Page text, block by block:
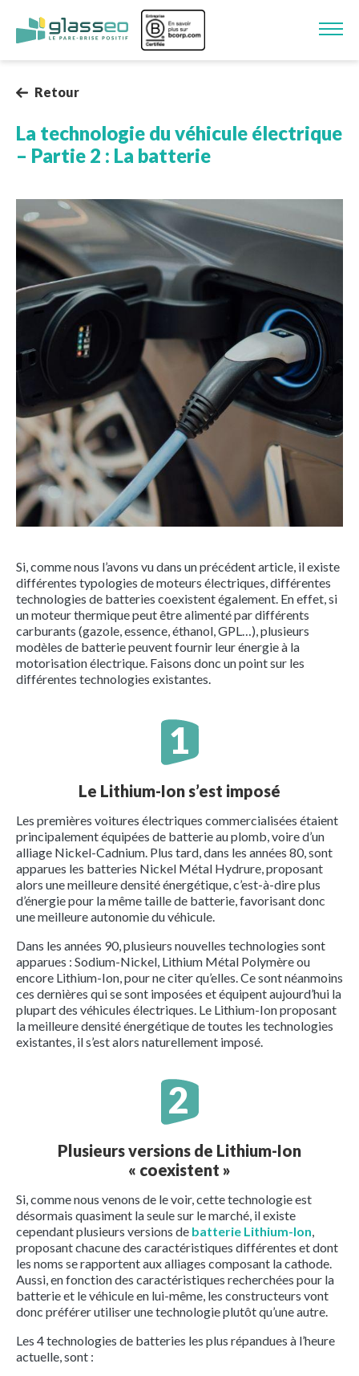
Aller au contenu principal
Image
Retour
La technologie du véhicule électrique
– Partie 2 : La batterie
Si, comme nous l’avons vu dans un précédent article, il existe
différentes typologies de moteurs électriques, différentes
technologies de batteries coexistent également. En effet, si
un moteur thermique peut être alimenté par différents
carburants (gazole, essence, éthanol, GPL…), plusieurs
modèles de batterie peuvent fournir leur énergie à la
motorisation électrique. Faisons donc un point sur les
différentes technologies existantes.
Le Lithium-Ion s’est imposé
Les premières voitures électriques commercialisées étaient
principalement équipées de batterie au plomb, voire d’un
alliage Nickel-Cadnium. Plus tard, dans les années 80, sont
apparues les batteries Nickel Métal Hydrure, proposant
alors une meilleure densité énergétique, c’est-à-dire plus
d’énergie pour la même taille de batterie, favorisant donc
une meilleure autonomie du véhicule.
Dans les années 90, plusieurs nouvelles technologies sont
apparues : Sodium-Nickel, Lithium Métal Polymère ou
encore Lithium-Ion, pour ne citer qu’elles. Ce sont néanmoins
ces dernières qui se sont imposées et équipent aujourd’hui la
plupart des véhicules électriques. Le Lithium-Ion proposant
la meilleure densité énergétique de toutes les technologies
existantes, il s’est alors naturellement imposé.
Plusieurs versions de Lithium-Ion
« coexistent »
Si, comme nous venons de le voir, cette technologie est
désormais quasiment la seule sur le marché, il existe
cependant plusieurs versions de batterie Lithium-Ion
proposant chacune des caractéristiques différentes et dont
les noms se rapportent aux alliages composant la cathode.
Aussi, en fonction des caractéristiques recherchées pour la
batterie et le véhicule en lui-même, les constructeurs vont
donc préférer utiliser une technologie plutôt qu’une autre.
Les 4 technologies de batteries les plus répandues à l’heure
actuelle, sont :